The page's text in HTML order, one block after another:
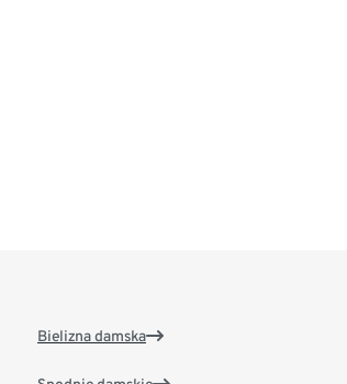
Bielizna damska